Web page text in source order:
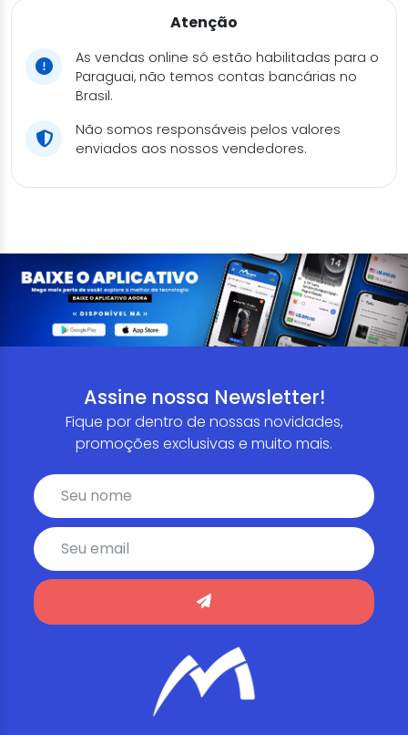
Atenção
As vendas online só estão habilitadas para o
Paraguai, não temos contas bancárias no
Brasil.
Não somos responsáveis pelos valores
enviados aos nossos vendedores.
Assine nossa Newsletter!
Fique por dentro de nossas novidades,
promoções exclusivas e muito mais.